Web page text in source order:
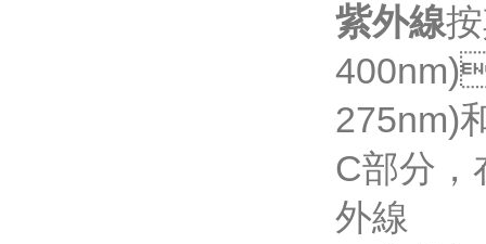
紫外線
275nm)
C部分
外線